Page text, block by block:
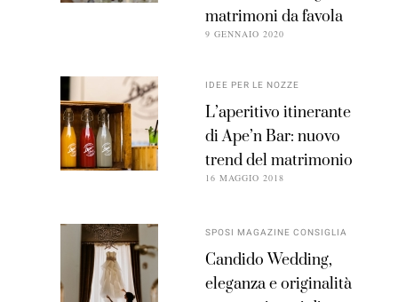
matrimoni da favola
9 GENNAIO 2020
IDEE PER LE NOZZE
L’aperitivo itinerante
di Ape’n Bar: nuovo
trend del matrimonio
16 MAGGIO 2018
SPOSI MAGAZINE CONSIGLIA
Candido Wedding,
eleganza e originalità